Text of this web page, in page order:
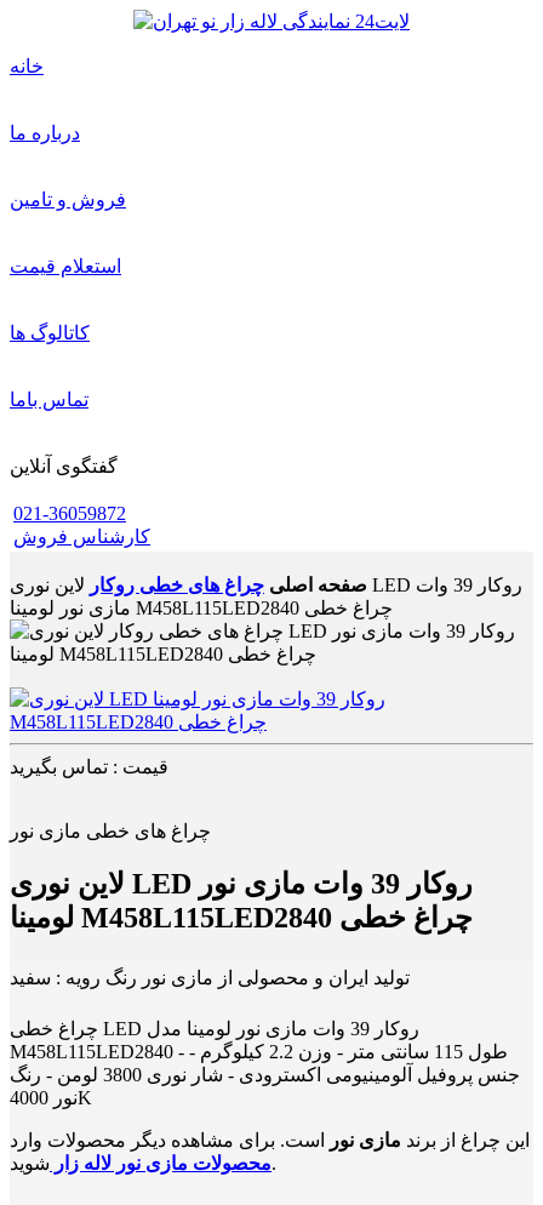
خانه
درباره ما
فروش و تامین
استعلام قیمت
کاتالوگ ها
تماس باما
گفتگوی آنلاین
021-36059872
کارشناس فروش
صفحه اصلی چراغ های خطی روکار لاین نوری LED روکار 39 وات
مازی نور لومینا M458L115LED2840 چراغ خطی
قیمت : تماس بگیرید
چراغ های خطی مازی نور
لاین نوری LED روکار 39 وات مازی نور
لومینا M458L115LED2840 چراغ خطی
تولید ایران و محصولی از مازی نور رنگ رویه : سفید
چراغ خطی LED روکار 39 وات مازی نور لومینا مدل
M458L115LED2840 - طول 115 سانتی متر - وزن 2.2 کیلوگرم -
جنس پروفیل آلومینیومی اکسترودی - شار نوری 3800 لومن - رنگ
نور 4000K
این چراغ از برند مازی نور
است. برای مشاهده دیگر محصولات وارد
محصولات مازی نور لاله زارشوید.